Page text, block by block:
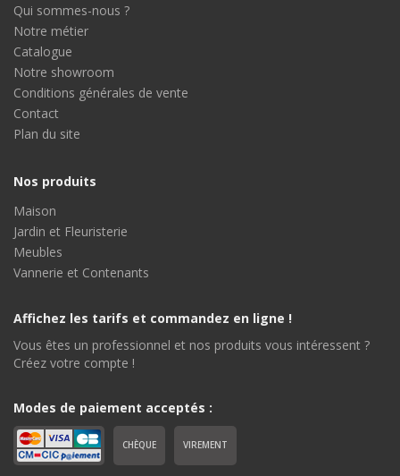
Qui sommes-nous ?
Notre métier
Catalogue
Notre showroom
Conditions générales de vente
Contact
Plan du site
Nos produits
Maison
Jardin et Fleuristerie
Meubles
Vannerie et Contenants
Affichez les tarifs et commandez en ligne !
Vous êtes un professionnel et nos produits vous intéressent ?
Créez votre compte !
Modes de paiement acceptés :
CHÈQUE VIREMENT